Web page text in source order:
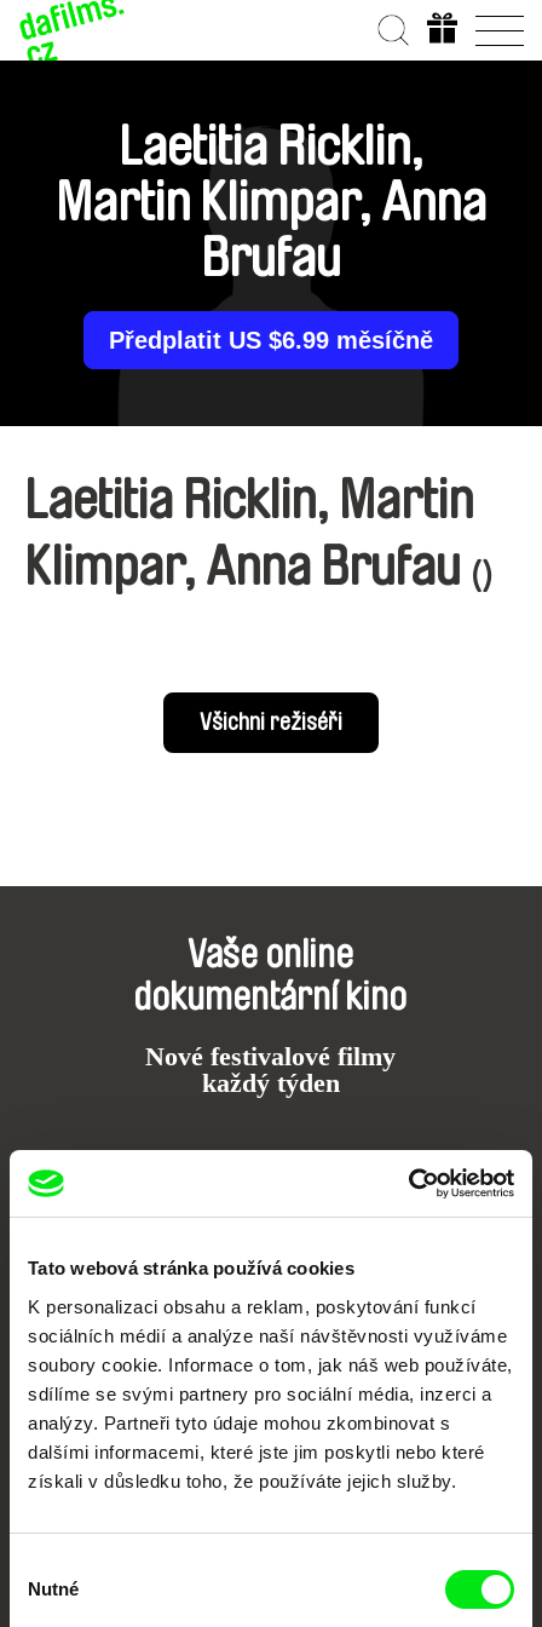
Tato webová stránka používá cookies
K personalizaci obsahu a reklam, poskytování funkcí
sociálních médií a analýze naší návštěvnosti využíváme
soubory cookie. Informace o tom, jak náš web používáte,
sdílíme se svými partnery pro sociální média, inzerci a
analýzy. Partneři tyto údaje mohou zkombinovat s
dalšími informacemi, které jste jim poskytli nebo které
získali v důsledku toho, že používáte jejich služby.
souhlasu
Nutné
Laetitia Ricklin,
Martin Klimpar, Anna
Brufau
Předplatit US $6.99 měsíčně
Laetitia Ricklin, Martin
Klimpar, Anna Brufau ()
Všichni režiséři
Vaše online
dokumentární kino
Nové festivalové filmy
každý týden
festivalů dokumentárního filmu sdružených do Doc Alliance. Naším cílem je
posouvat hranice dokumentárního filmu, propagovat jeho rozmanitost a
podporovat kvalitní autorské filmy.
CPH:DOX Doclisboa
Millennium Docs
DOK Leipzig